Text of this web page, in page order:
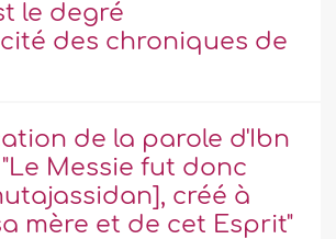
le degré
des chroniques de
de la parole d'Ibn
"Le Messie fut donc
créé à
mère et de cet Esprit"